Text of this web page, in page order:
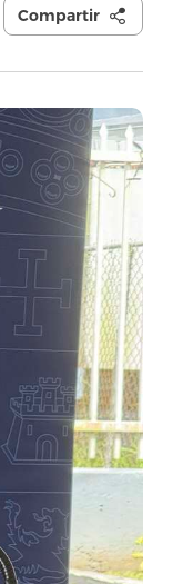
Compartir